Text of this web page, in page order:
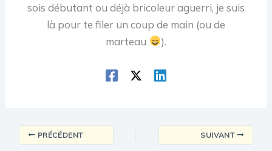
sois débutant ou déjà bricoleur aguerri, je suis
là pour te filer un coup de main (ou de
marteau
).
PRÉCÉDENT SUIVANT